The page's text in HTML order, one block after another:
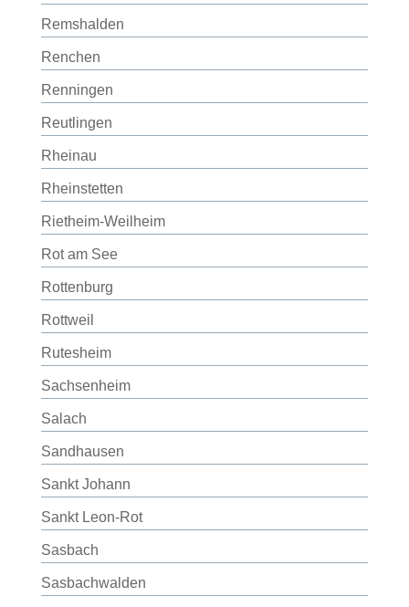
Remshalden
Renchen
Renningen
Reutlingen
Rheinau
Rheinstetten
Rietheim-Weilheim
Rot am See
Rottenburg
Rottweil
Rutesheim
Sachsenheim
Salach
Sandhausen
Sankt Johann
Sankt Leon-Rot
Sasbach
Sasbachwalden